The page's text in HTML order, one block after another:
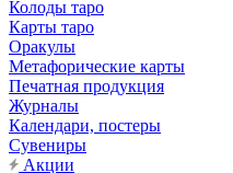
Колоды таро
Карты таро
Оракулы
Метафорические карты
Печатная продукция
Журналы
Календари, постеры
Сувениры
Акции